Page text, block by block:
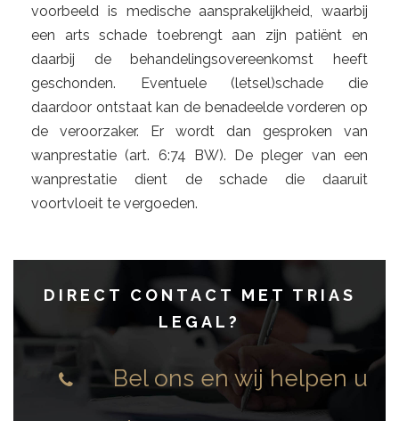
voorbeeld is medische aansprakelijkheid, waarbij
een arts schade toebrengt aan zijn patiënt en
daarbij de behandelingsovereenkomst heeft
geschonden. Eventuele (letsel)schade die
daardoor ontstaat kan de benadeelde vorderen op
de veroorzaker. Er wordt dan gesproken van
wanprestatie (art. 6:74 BW). De pleger van een
wanprestatie dient de schade die daaruit
voortvloeit te vergoeden.
DIRECT CONTACT MET TRIAS
LEGAL ?
Bel ons en wij helpen u